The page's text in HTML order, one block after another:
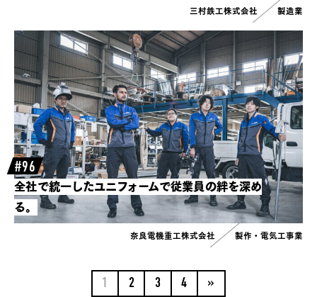
三村鉄工株式会社 製造業
#96
全社で統一したユニフォームで従業員の絆を深め
る。
奈良電機重工株式会社 製作・電気工事業
1 2 3 4 »